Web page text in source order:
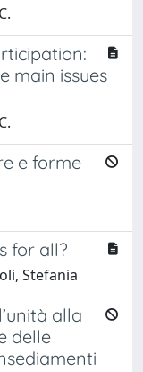
main issues
e forme
for all?
Stefania
alla
delle